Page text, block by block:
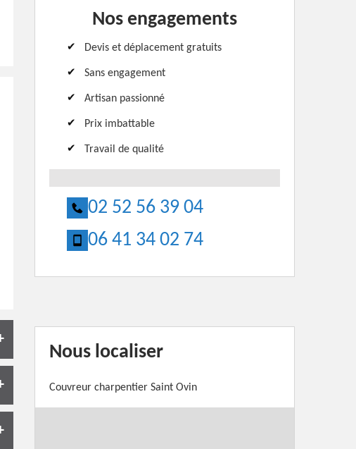
Nos engagements
Devis et déplacement gratuits
Sans engagement
Artisan passionné
Prix imbattable
Travail de qualité
02 52 56 39 04
06 41 34 02 74
Nous localiser
Couvreur charpentier Saint Ovin